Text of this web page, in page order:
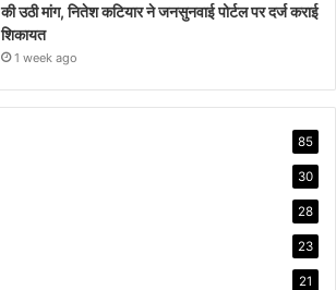
की उठी मांग, नितेश कटियार ने जनसुनवाई पोर्टल पर दर्ज कराई
शिकायत
1 week ago
85
30
28
23
21